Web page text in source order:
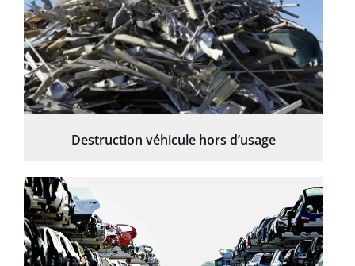
Destruction véhicule hors d’usage